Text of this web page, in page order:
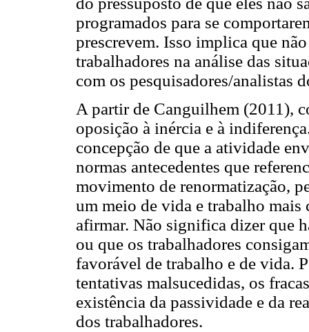
programados para se
prescrevem. Isso implica que
trabalhadores na análise das
com os pesquisadores/analistas
A partir de Canguilhem (2011),
oposição à inércia e à
concepção de que a atividade
normas antecedentes que
movimento de renormatização,
um meio de vida e trabalho mais
afirmar. Não significa dizer que
ou que os trabalhadores
favorável de trabalho e de vida.
tentativas malsucedidas, os
existência da passividade e da
dos trabalhadores.